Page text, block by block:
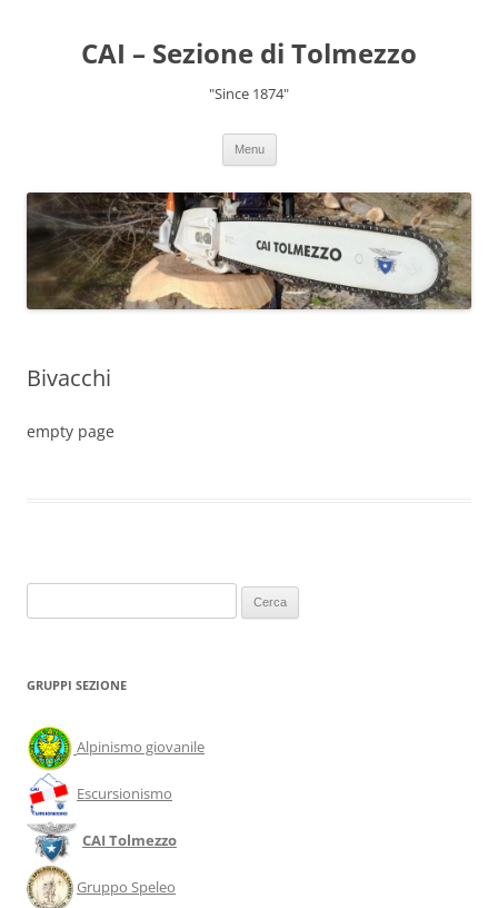
CAI – Sezione di Tolmezzo
"Since 1874"
Menu
Bivacchi
empty page
per:
GRUPPI SEZIONE
Alpinismo giovanile
Escursionismo
CAI Tolmezzo
Gruppo Speleo